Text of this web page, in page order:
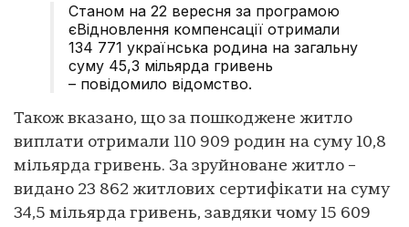
Станом на 22 вересня за програмою
єВідновлення компенсації отримали
134 771 українська родина на загальну
суму 45,3 мільярда гривень
– повідомило відомство.
Також вказано, що за пошкоджене житло
виплати отримали 110 909 родин на суму 10,8
мільярда гривень. За зруйноване житло –
видано 23 862 житлових сертифікати на суму
34,5 мільярда гривень, завдяки чому 15 609